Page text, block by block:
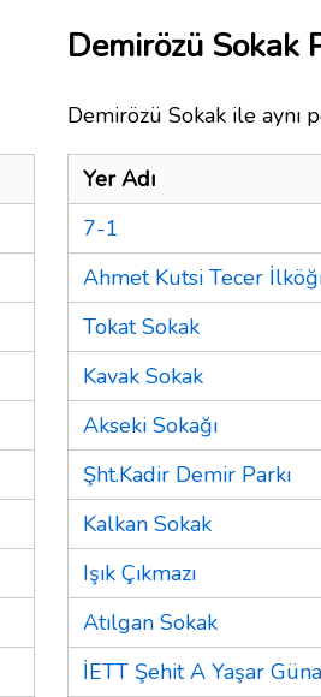
Demirözü Sokak
Demirözü Sokak ile aynı
Yer Adı
7-1
Ahmet Kutsi Tecer
Tokat Sokak
Kavak Sokak
Akseki Sokağı
Şht.Kadir Demir Parkı
Kalkan Sokak
Işık Çıkmazı
Atılgan Sokak
İETT Şehit A Yaşar